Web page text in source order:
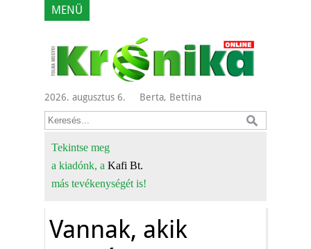
MENÜ
2026. augusztus 6. Berta, Bettina
Tekintse meg
a kiadónk, a Kafi Bt.
más tevékenységét is!
Vannak, akik